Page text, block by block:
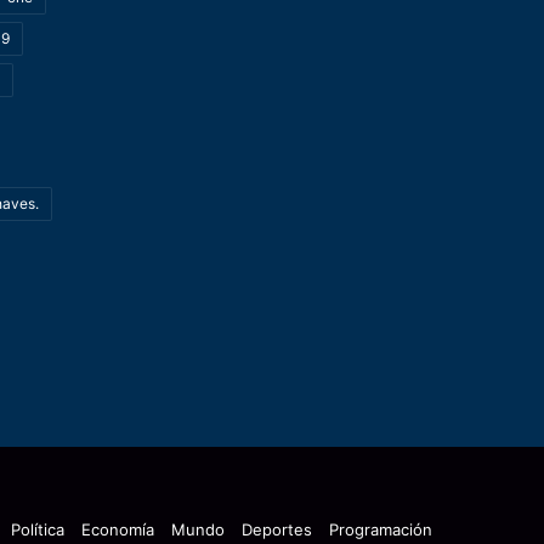
Política Economía Mundo Deportes Programación